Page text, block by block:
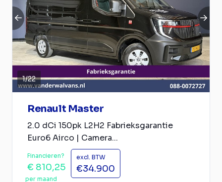
1/22
Renault Master
2.0 dCi 150pk L2H2 Fabrieksgarantie
Euro6 Airco | Camera...
Financieren?
€ 810,25
per maand
excl. BTW
€34.900